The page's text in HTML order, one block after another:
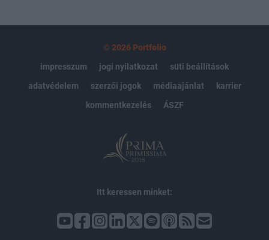
© 2026 Portfolio
impresszum
jogi nyilatkozat
süti beállítások
adatvédelem
szerzői jogok médiaajánlat
karrier
kommentkezelés
ÁSZF
Itt keressen minket: